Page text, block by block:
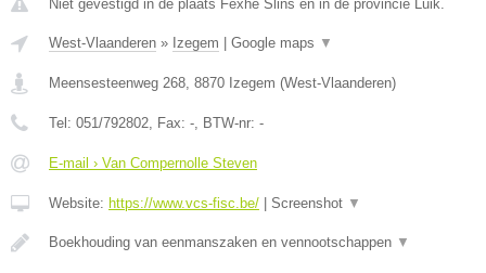
Niet gevestigd in de plaats Fexhe Slins en in de provincie Luik.
West-Vlaanderen » Izegem Google maps ▼
Meensesteenweg 268, 8870 Izegem (West-Vlaanderen)
Tel: 051/792802, Fax: -, BTW-nr: -
E-mail › Van Compernolle Steven
Website: https://www.vcs-fisc.be/ Screenshot ▼
Boekhouding van eenmanszaken en vennootschappen ▼